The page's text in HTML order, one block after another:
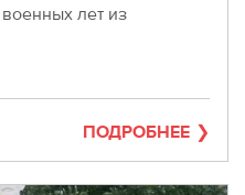
лет из
ПОДРОБНЕЕ